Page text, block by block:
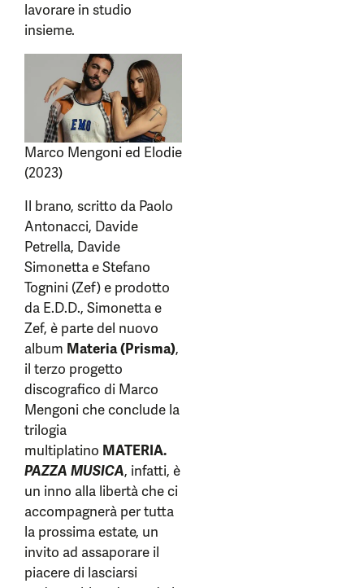
lavorare in studio
insieme.
Marco Mengoni ed Elodie
(2023)
Il brano, scritto da Paolo
Antonacci, Davide
Petrella, Davide
Simonetta e Stefano
Tognini (Zef) e prodotto
da E.D.D., Simonetta e
Zef, è parte del nuovo
album Materia (Prisma),
il terzo progetto
discografico di Marco
Mengoni che conclude la
trilogia
multiplatino MATERIA.
PAZZA MUSICA, infatti, è
un inno alla libertà che ci
accompagnerà per tutta
la prossima estate, un
invito ad assaporare il
piacere di lasciarsi